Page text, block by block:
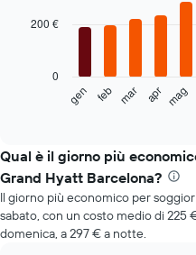
with
seguente
il
prezzo
medio
di
una
camera
gen feb mar apr mag
0
200 €
Qual è il giorno più
Grand Hyatt Barcelona?
Il giorno più economico per
sabato, con un costo medio di 225
domenica, a 297 € a notte.